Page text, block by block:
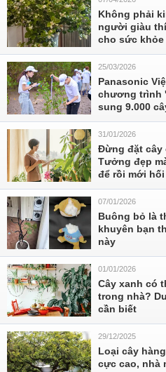
Không phải
người giàu
cho sức khỏe
25/03/2026
Panasonic
chương trình
sung 9.000
31/01/2026
Đừng đặt cây
Tưởng đẹp
để rồi mới hối
07/01/2026
Buông bỏ là
khuyên bạn
này
01/01/2026
Cây xanh có
trong nhà?
cần biết
29/12/2025
Loại cây
cực cao, nhà